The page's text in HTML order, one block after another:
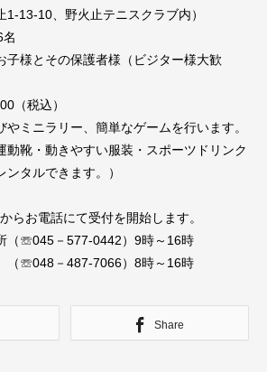
1-13-10、野火止テニスクラブ内）
子様とその保護者様（ビジター様大歓
（税込）
ミニラリー、簡単なゲームを行います。
動靴・動きやすい服装・スポーツドリンク
ンタルできます。）
らお電話にて受付を開始します。
（☏045－577-0442）9時～16時
（☏048－487-7066）8時～16時
Share